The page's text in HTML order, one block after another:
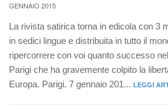
GENNAIO 2015
La rivista satirica torna in edicola con 3
in sedici lingue e distribuita in tutto il
ripercorrere con voi quanto successo
Parigi che ha gravemente colpito la
Europa. Parigi. 7 gennaio 201... LEGGI